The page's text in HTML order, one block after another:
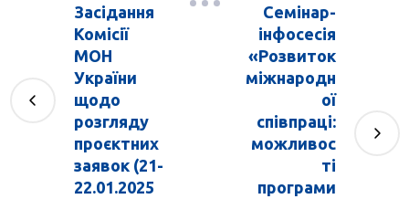
Засідання
Комісії
МОН
України
щодо
розгляду
проєктних
заявок (21-
22.01.2025
Семінар-
інфосесія
«Розвиток
міжнародн
ої
співпраці:
можливос
ті
програми